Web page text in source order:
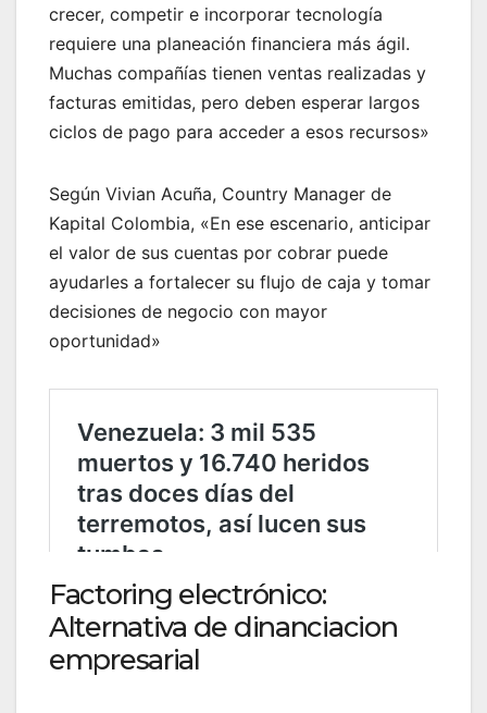
crecer, competir e incorporar tecnología
requiere una planeación financiera más ágil.
Muchas compañías tienen ventas realizadas y
facturas emitidas, pero deben esperar largos
ciclos de pago para acceder a esos recursos»
Según Vivian Acuña, Country Manager de
Kapital Colombia, «En ese escenario, anticipar
el valor de sus cuentas por cobrar puede
ayudarles a fortalecer su flujo de caja y tomar
decisiones de negocio con mayor
oportunidad»
Factoring electrónico:
Alternativa de dinanciacion
empresarial